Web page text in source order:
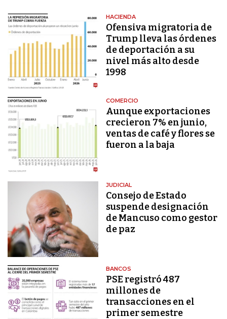
HACIENDA
Ofensiva migratoria de
Trump lleva las órdenes
de deportación a su
nivel más alto desde
1998
COMERCIO
Aunque exportaciones
crecieron 7% en junio,
ventas de café y flores se
fueron a la baja
JUDICIAL
Consejo de Estado
suspende designación
de Mancuso como gestor
de paz
BANCOS
PSE registró 487
millones de
transacciones en el
primer semestre